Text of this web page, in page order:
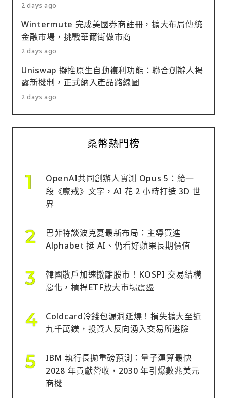
2 days ago
Wintermute 完成美國券商註冊，擴大布局傳統
金融市場，挑戰華爾街做市商
2 days ago
Uniswap 擬推原生自動複利功能：聯合創辦人揭
露新機制，正式納入產品路線圖
2 days ago
桑幣熱門榜
OpenAI共同創辦人實測 Opus 5：給一
段《魔戒》文字，AI 花 2 小時打造 3D 世
界
巴菲特談波克夏最新布局：主導買進
Alphabet 挺 AI、仍看好蘋果長期價值
韓國散戶加速撤離股市！KOSPI 交易結構
惡化，槓桿ETF放大市場震盪
Coldcard冷錢包漏洞延燒！損失擴大至近
九千萬鎂，投資人反向湧入交易所避險
IBM 執行長拋重磅預測：量子運算最快
2028 年貢獻營收，2030 年引爆數兆美元
商機